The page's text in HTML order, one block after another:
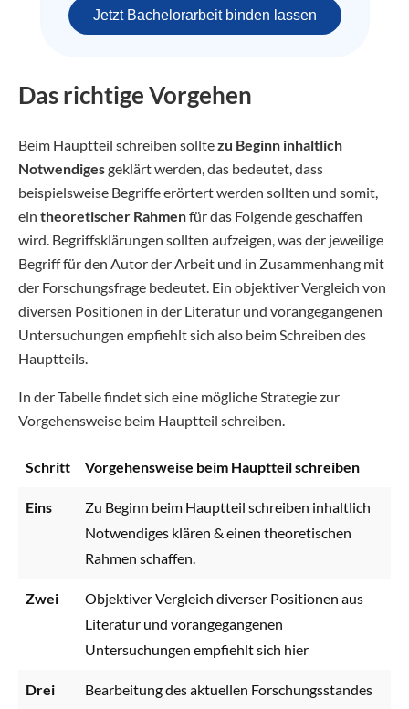
Jetzt Bachelorarbeit binden lassen
Das richtige Vorgehen
Beim Hauptteil schreiben solltezu Beginn inhaltlich
Notwendigesgeklärt werden, das bedeutet, dass
beispielsweise Begriffe erörtert werden sollten und somit,
ein theoretischer Rahmenfür das Folgende geschaffen
wird. Begriffsklärungen sollten aufzeigen, was der jeweilige
Begriff für den Autor der Arbeit und in Zusammenhang mit
der Forschungsfrage bedeutet. Ein objektiver Vergleich von
diversen Positionen in der Literatur und vorangegangenen
Untersuchungen empfiehlt sich also beim Schreiben des
Hauptteils.
In der Tabelle findet sich eine mögliche Strategie zur
Vorgehensweise beim Hauptteil schreiben.
Schritt Vorgehensweise beim Hauptteil schreiben
Eins
Zu Beginn beim Hauptteil schreiben inhaltlich
Notwendiges klären & einen theoretischen
Rahmen schaffen.
Zwei
Objektiver Vergleich diverser Positionen aus
Literatur und vorangegangenen
Untersuchungen empfiehlt sich hier
Drei
Bearbeitung des aktuellen Forschungsstandes